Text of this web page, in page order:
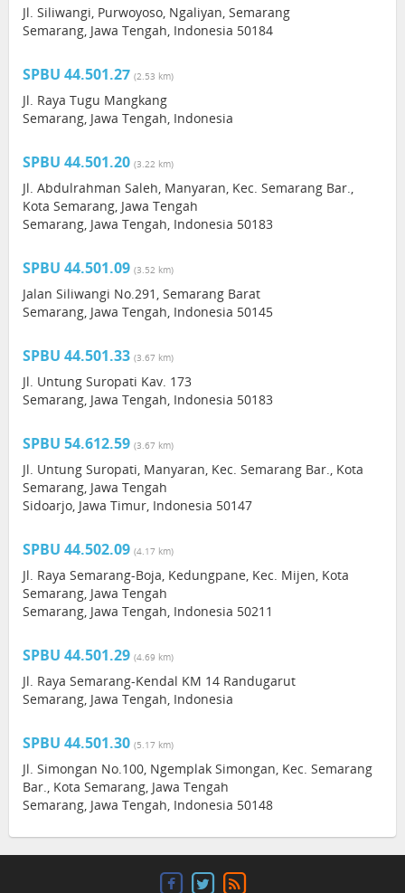
Jl. Siliwangi, Purwoyoso, Ngaliyan, Semarang
Semarang, Jawa Tengah, Indonesia 50184
SPBU 44.501.27 (2.53 km)
Jl. Raya Tugu Mangkang
Semarang, Jawa Tengah, Indonesia
SPBU 44.501.20 (3.22 km)
Jl. Abdulrahman Saleh, Manyaran, Kec. Semarang Bar.,
Kota Semarang, Jawa Tengah
Semarang, Jawa Tengah, Indonesia 50183
SPBU 44.501.09 (3.52 km)
Jalan Siliwangi No.291, Semarang Barat
Semarang, Jawa Tengah, Indonesia 50145
SPBU 44.501.33 (3.67 km)
Jl. Untung Suropati Kav. 173
Semarang, Jawa Tengah, Indonesia 50183
SPBU 54.612.59 (3.67 km)
Jl. Untung Suropati, Manyaran, Kec. Semarang Bar., Kota
Semarang, Jawa Tengah
Sidoarjo, Jawa Timur, Indonesia 50147
SPBU 44.502.09 (4.17 km)
Jl. Raya Semarang-Boja, Kedungpane, Kec. Mijen, Kota
Semarang, Jawa Tengah
Semarang, Jawa Tengah, Indonesia 50211
SPBU 44.501.29 (4.69 km)
Jl. Raya Semarang-Kendal KM 14 Randugarut
Semarang, Jawa Tengah, Indonesia
SPBU 44.501.30 (5.17 km)
Jl. Simongan No.100, Ngemplak Simongan, Kec. Semarang
Bar., Kota Semarang, Jawa Tengah
Semarang, Jawa Tengah, Indonesia 50148